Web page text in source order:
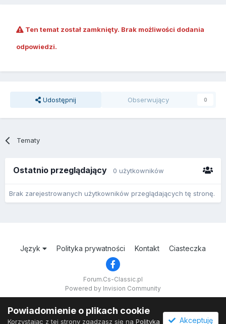
Ten temat został zamknięty. Brak możliwości dodania
odpowiedzi.
Udostępnij Obserwujący 0
Tematy
Ostatnio przeglądający 0 użytkowników
Brak zarejestrowanych użytkowników przeglądających tę stronę.
Język Polityka prywatności Kontakt Ciasteczka
Forum.Cs-Classic.pl
Powered by Invision Community
Powiadomienie o plikach cookie
Korzystając z tej strony zgadzasz się na Polityka Akceptuję